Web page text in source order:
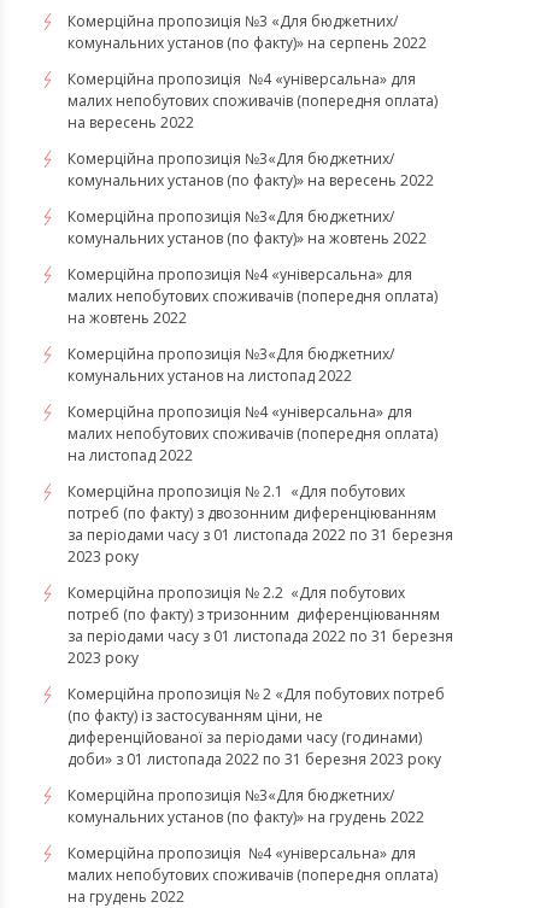
Комерційна пропозиція №3 «Для бюджетних/
комунальних установ (по факту)» на серпень 2022
Комерційна пропозиція №4 «універсальна» для
малих непобутових споживачів (попередня оплата)
на вересень 2022
Комерційна пропозиція №3«Для бюджетних/
комунальних установ (по факту)» на вересень 2022
Комерційна пропозиція №3«Для бюджетних/
комунальних установ (по факту)» на жовтень 2022
Комерційна пропозиція №4 «універсальна» для
малих непобутових споживачів (попередня оплата)
на жовтень 2022
Комерційна пропозиція №3«Для бюджетних/
комунальних установ на листопад 2022
Комерційна пропозиція №4 «універсальна» для
малих непобутових споживачів (попередня оплата)
на листопад 2022
Комерційна пропозиція № 2.1 «Для побутових
потреб (по факту) з двозонним диференціюванням
за періодами часу з 01 листопада 2022 по 31 березня
2023 року
Комерційна пропозиція № 2.2 «Для побутових
потреб (по факту) з тризонним диференціюванням
за періодами часу з 01 листопада 2022 по 31 березня
2023 року
Комерційна пропозиція № 2 «Для побутових потреб
(по факту) із застосуванням ціни, не
диференційованої за періодами часу (годинами)
доби» з 01 листопада 2022 по 31 березня 2023 року
Комерційна пропозиція №3«Для бюджетних/
комунальних установ (по факту)» на грудень 2022
Комерційна пропозиція №4 «універсальна» для
малих непобутових споживачів (попередня оплата)
на грудень 2022